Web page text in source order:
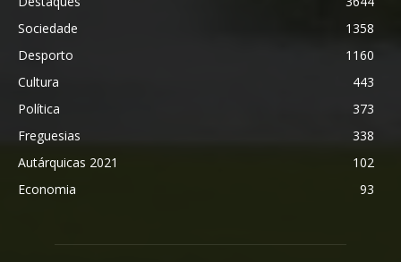
Sociedade
1358
Desporto
1160
Cultura
443
Política
373
Freguesias
338
Autárquicas 2021
102
Economia
93